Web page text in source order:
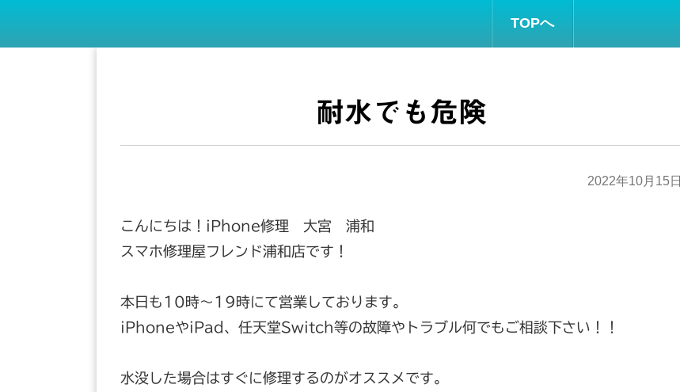
TOPへ
耐水でも危険
2022年10月15日
こんにちは！iPhone修理 大宮 浦和
スマホ修理屋フレンド浦和店です！
本日も10時～19時にて営業しております。
iPhoneやiPad、任天堂Switch等の故障やトラブル何でもご相談下さい！！
水没した場合はすぐに修理するのがオススメです。